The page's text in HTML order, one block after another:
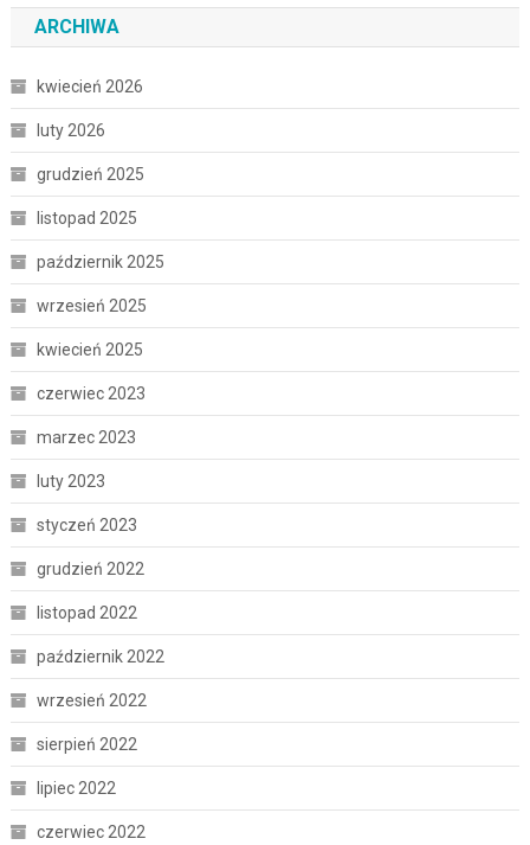
ARCHIWA
kwiecień 2026
luty 2026
grudzień 2025
listopad 2025
październik 2025
wrzesień 2025
kwiecień 2025
czerwiec 2023
marzec 2023
luty 2023
styczeń 2023
grudzień 2022
listopad 2022
październik 2022
wrzesień 2022
sierpień 2022
lipiec 2022
czerwiec 2022